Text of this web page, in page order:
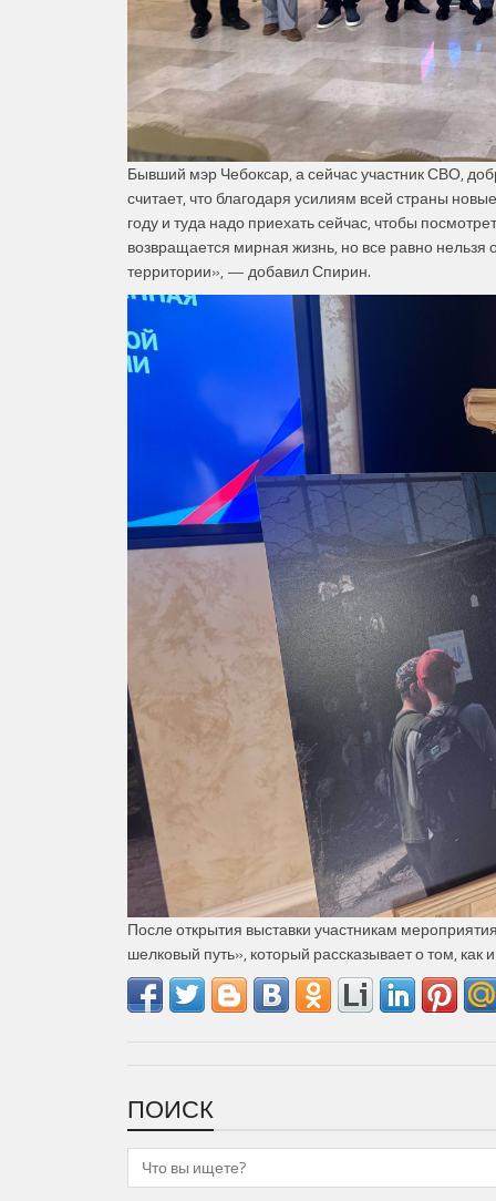
Бывший мэр Чебоксар, а сейчас участник СВО,
считает, что благодаря усилиям всей страны
году и туда надо приехать сейчас, чтобы
возвращается мирная жизнь, но все равно нельзя
территории», — добавил Спирин.
После открытия выставки участникам
шелковый путь», который рассказывает о том,
ПОИСК